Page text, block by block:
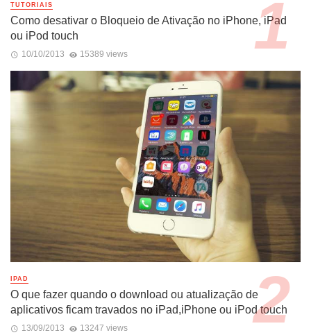
TUTORIAIS
Como desativar o Bloqueio de Ativação no iPhone, iPad
ou iPod touch
10/10/2013 15389 views
IPAD
O que fazer quando o download ou atualização de
aplicativos ficam travados no iPad,iPhone ou iPod touch
13/09/2013 13247 views